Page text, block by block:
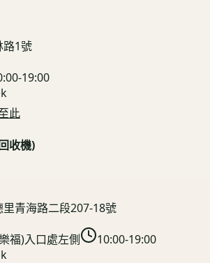
路1號
19:00
此
收機)
青海路二段207-18號
福)入口處左側
10:00-19:00